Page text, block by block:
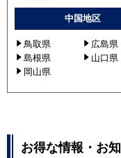
中国地区
鳥取県
広島県
島根県
山口県
岡山県
お得な情報・お